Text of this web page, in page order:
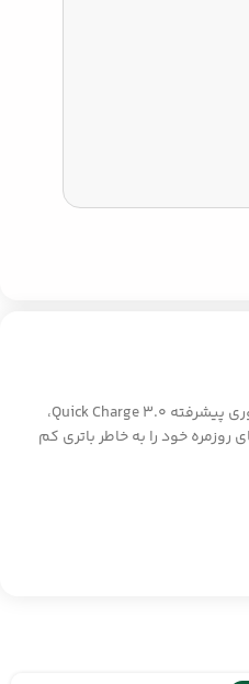
آیا از انتظار طولانی برای شارژ شدن گوشی خود خسته شده اید؟ آیا زمان برای شما با ارزش‌تر از آن است که ساعت‌ها منتظر پر شدن باتری دستگاه‌هایتان باشید؟ آداپتور شارژر یسیدو YC22 با فناوری پیشرفته Quick Charge 3.0،
نیازی نیست برنامه‌های روزمره خود را به خاطر باتری کم